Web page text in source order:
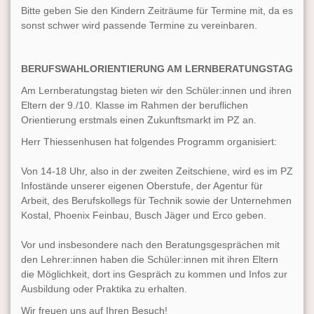
Bitte geben Sie den Kindern Zeiträume für Termine mit, da es
sonst schwer wird passende Termine zu vereinbaren.
BERUFSWAHLORIENTIERUNG AM LERNBERATUNGSTAG
Am Lernberatungstag bieten wir den Schüler:innen und ihren
Eltern der 9./10. Klasse im Rahmen der beruflichen
Orientierung erstmals einen Zukunftsmarkt im PZ an.
Herr Thiessenhusen hat folgendes Programm organisiert:
Von 14-18 Uhr, also in der zweiten Zeitschiene, wird es im PZ
Infostände unserer eigenen Oberstufe, der Agentur für
Arbeit, des Berufskollegs für Technik sowie der Unternehmen
Kostal, Phoenix Feinbau, Busch Jäger und Erco geben.
Vor und insbesondere nach den Beratungsgesprächen mit
den Lehrer:innen haben die Schüler:innen mit ihren Eltern
die Möglichkeit, dort ins Gespräch zu kommen und Infos zur
Ausbildung oder Praktika zu erhalten.
Wir freuen uns auf Ihren Besuch!